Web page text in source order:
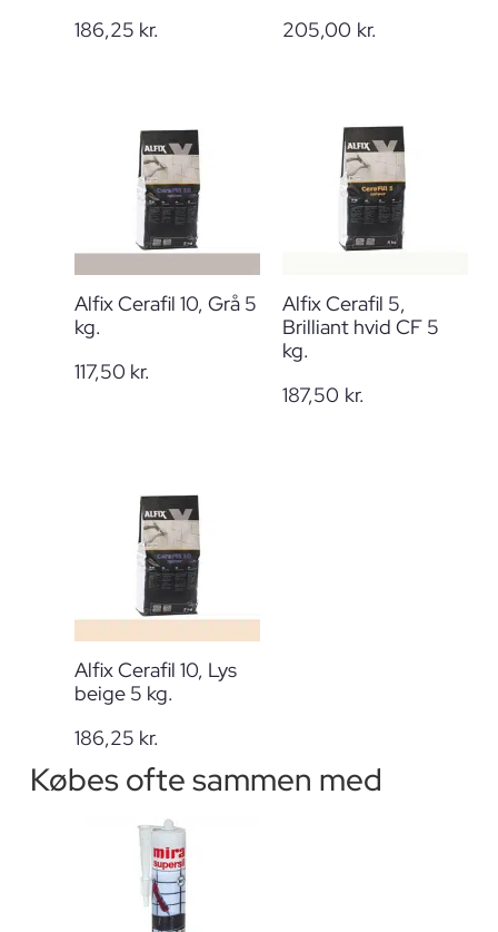
186,25 kr.
205,00 kr.
Alfix Cerafil 10, Grå 5
kg.
117,50 kr.
Alfix Cerafil 5,
Brilliant hvid CF 5
kg.
187,50 kr.
Alfix Cerafil 10, Lys
beige 5 kg.
186,25 kr.
Købes ofte sammen med